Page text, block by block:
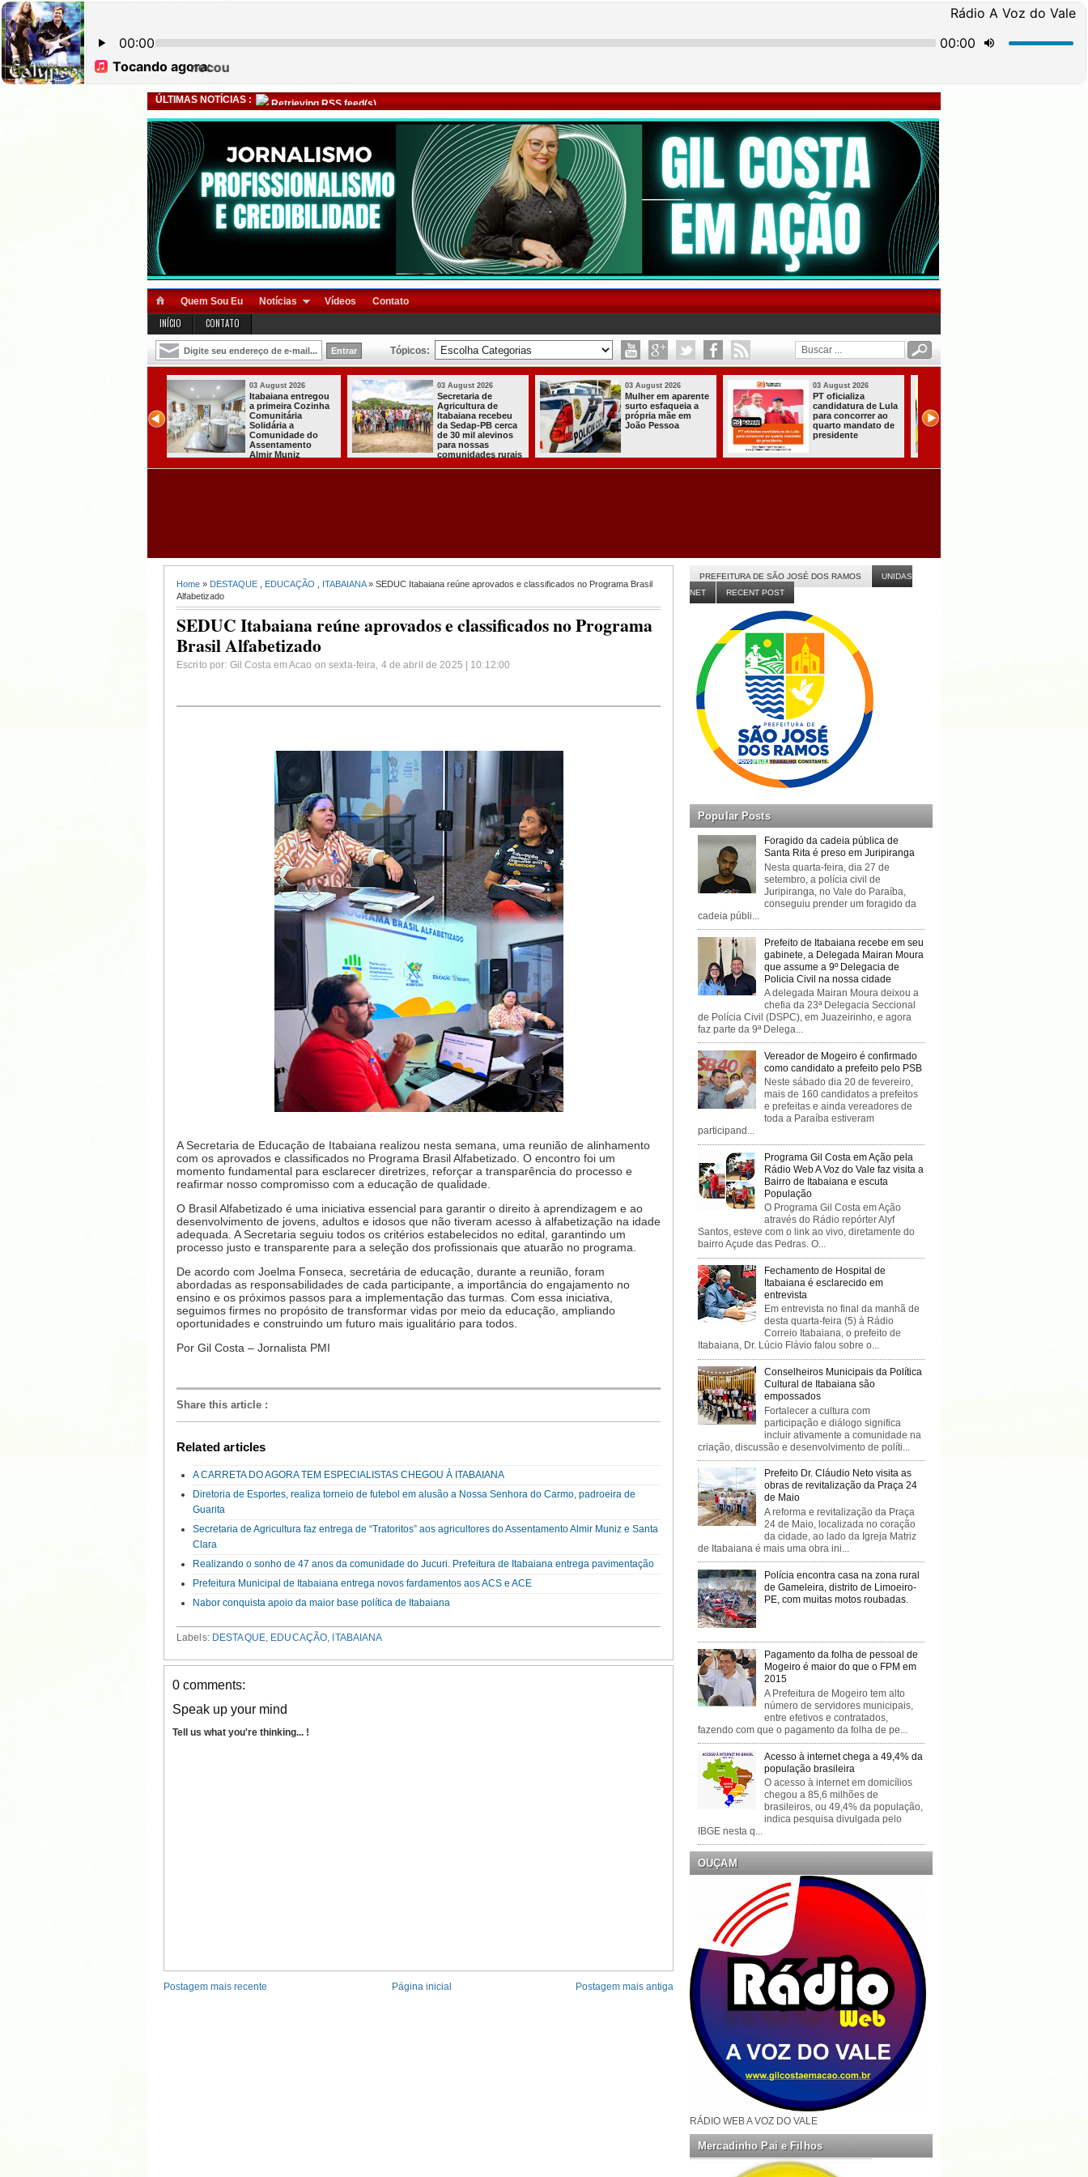
ÚLTIMAS NOTÍCIAS : Retrieving RSS feed(s)
Quem Sou Eu Notícias Vídeos Contato
INÍCIO CONTATO
Tópicos:
03 August 2026
Secretaria de
Agricultura de
Itabaiana recebeu
da Sedap-PB cerca
de 30 mil alevinos
para nossas
comunidades rurais
03 August 2026
Mulher em aparente
surto esfaqueia a
própria mãe em
João Pessoa
03 August 2026
PT oficializa
candidatura de Lula
para concorrer ao
quarto mandato de
03 August 2026
Efraim Filho
anuncia Nayana
Pontes, esposa do
Cabo Gilberto,
como vice na
Home » DESTAQUE EDUCAÇÃO ITABAIANA» SEDUC Itabaiana reúne aprovados e classificados no Programa Brasil
Alfabetizado
SEDUC Itabaiana reúne aprovados e classificados no Programa
Brasil Alfabetizado
Escrito por: Gil Costa em Acao on sexta-feira, 4 de abril de 2025 | 10:12:00
A Secretaria de Educação de Itabaiana realizou nesta semana, uma reunião de alinhamento
com os aprovados e classificados no Programa Brasil Alfabetizado. O encontro foi um
momento fundamental para esclarecer diretrizes, reforçar a transparência do processo e
reafirmar nosso compromisso com a educação de qualidade.
O Brasil Alfabetizado é uma iniciativa essencial para garantir o direito à aprendizagem e ao
desenvolvimento de jovens, adultos e idosos que não tiveram acesso à alfabetização na idade
adequada. A Secretaria seguiu todos os critérios estabelecidos no edital, garantindo um
processo justo e transparente para a seleção dos profissionais que atuarão no programa.
De acordo com Joelma Fonseca, secretária de educação, durante a reunião, foram
abordadas as responsabilidades de cada participante, a importância do engajamento no
ensino e os próximos passos para a implementação das turmas. Com essa iniciativa,
seguimos firmes no propósito de transformar vidas por meio da educação, ampliando
oportunidades e construindo um futuro mais igualitário para todos.
Por Gil Costa – Jornalista PMI
Share this article :
Related articles
A CARRETA DO AGORA TEM ESPECIALISTAS CHEGOU À ITABAIANA
Diretoria de Esportes, realiza torneio de futebol em alusão a Nossa Senhora do Carmo, padroeira de
Guarita
Secretaria de Agricultura faz entrega de “Tratoritos” aos agricultores do Assentamento Almir Muniz e Santa
Clara
Realizando o sonho de 47 anos da comunidade do Jucuri. Prefeitura de Itabaiana entrega pavimentação
Prefeitura Municipal de Itabaiana entrega novos fardamentos aos ACS e ACE
Nabor conquista apoio da maior base política de Itabaiana
Labels: DESTAQUE, EDUCAÇÃO ITABAIANA
0 comments:
Speak up your mind
Tell us what you're thinking... !
Postagem mais recente Postagem mais antiga
Página inicial
PREFEITURA DE SÃO JOSÉ DOS RAMOS
UNIDAS
NET
RECENT POST
Popular Posts
Foragido da cadeia pública de
Santa Rita é preso em Juripiranga
Nesta quarta-feira, dia 27 de
setembro, a polícia civil de
Juripiranga, no Vale do Paraíba,
conseguiu prender um foragido da
cadeia públi...
Prefeito de Itabaiana recebe em seu
gabinete, a Delegada Mairan Moura
que assume a 9º Delegacia de
Policia Civil na nossa cidade
A delegada Mairan Moura deixou a
chefia da 23ª Delegacia Seccional
de Polícia Civil (DSPC), em Juazeirinho, e agora
faz parte da 9ª Delega...
Vereador de Mogeiro é confirmado
como candidato a prefeito pelo PSB
Neste sábado dia 20 de fevereiro,
mais de 160 candidatos a prefeitos
e prefeitas e ainda vereadores de
toda a Paraíba estiveram
participand...
Programa Gil Costa em Ação pela
Rádio Web A Voz do Vale faz visita a
Bairro de Itabaiana e escuta
População
O Programa Gil Costa em Ação
através do Rádio repórter Alyf
Santos, esteve com o link ao vivo, diretamente do
bairro Açude das Pedras. O...
Fechamento de Hospital de
Itabaiana é esclarecido em
entrevista
Em entrevista no final da manhã de
desta quarta-feira (5) à Rádio
Correio Itabaiana, o prefeito de
Itabaiana, Dr. Lúcio Flávio falou sobre o...
Conselheiros Municipais da Política
Cultural de Itabaiana são
empossados
Fortalecer a cultura com
participação e diálogo significa
incluir ativamente a comunidade na
criação, discussão e desenvolvimento de políti...
Prefeito Dr. Cláudio Neto visita as
obras de revitalização da Praça 24
de Maio
A reforma e revitalização da Praça
24 de Maio, localizada no coração
da cidade, ao lado da Igreja Matriz
de Itabaiana é mais uma obra ini...
Polícia encontra casa na zona rural
de Gameleira, distrito de Limoeiro-
PE, com muitas motos roubadas.
Pagamento da folha de pessoal de
Mogeiro é maior do que o FPM em
2015
A Prefeitura de Mogeiro tem alto
número de servidores municipais,
entre efetivos e contratados,
fazendo com que o pagamento da folha de pe...
Acesso à internet chega a 49,4% da
população brasileira
O acesso à internet em domicílios
chegou a 85,6 milhões de
brasileiros, ou 49,4% da população,
indica pesquisa divulgada pelo
IBGE nesta q...
OUÇAM
RÁDIO WEB A VOZ DO VALE
Mercadinho Pai e Filhos